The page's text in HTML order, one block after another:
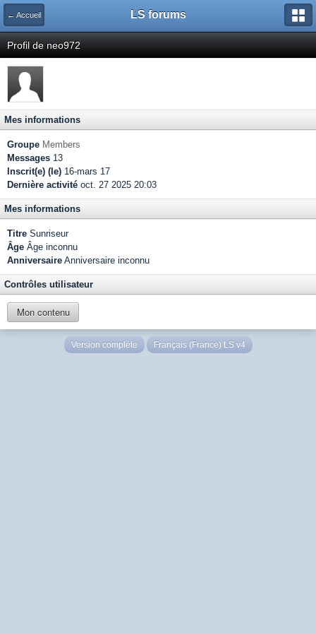
← Accueil LS forums
Profil de neo972
Mes informations
Groupe Members
Messages 13
Inscrit(e) (le) 16-mars 17
Dernière activité oct. 27 2025 20:03
Mes informations
Titre Sunriseur
Âge Âge inconnu
Anniversaire Anniversaire inconnu
Contrôles utilisateur
Mon contenu
Version complète Français (France) LS v4